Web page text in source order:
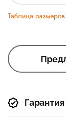
Таблица размеров